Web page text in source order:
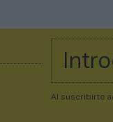
Al suscribirte